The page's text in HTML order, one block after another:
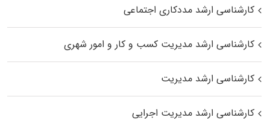
کارشناسی ارشد مددکاری اجتماعی
کارشناسی ارشد مدیریت کسب و کار و امور شهری
کارشناسی ارشد مدیریت
کارشناسی ارشد مدیریت اجرایی